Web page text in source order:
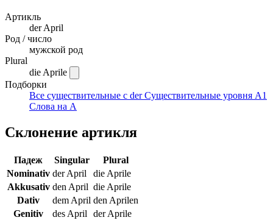
Артикль
derApril
Род / число
мужской род
Plural
die Aprile
Подборки
Все существительные с derСуществительные уровня A1
Слова на A
Склонение артикля
Падеж Singular
Plural
Nominativ der April
die Aprile
Akkusativ den April die Aprile
Dativ
dem April den Aprilen
Genitiv
des April der Aprile